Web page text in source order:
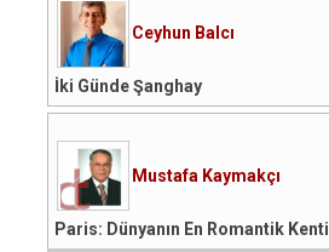
Ceyhun Balcı
İki Günde Şanghay
Mustafa Kaymakçı
Paris: Dünyanın En Romantik Kenti